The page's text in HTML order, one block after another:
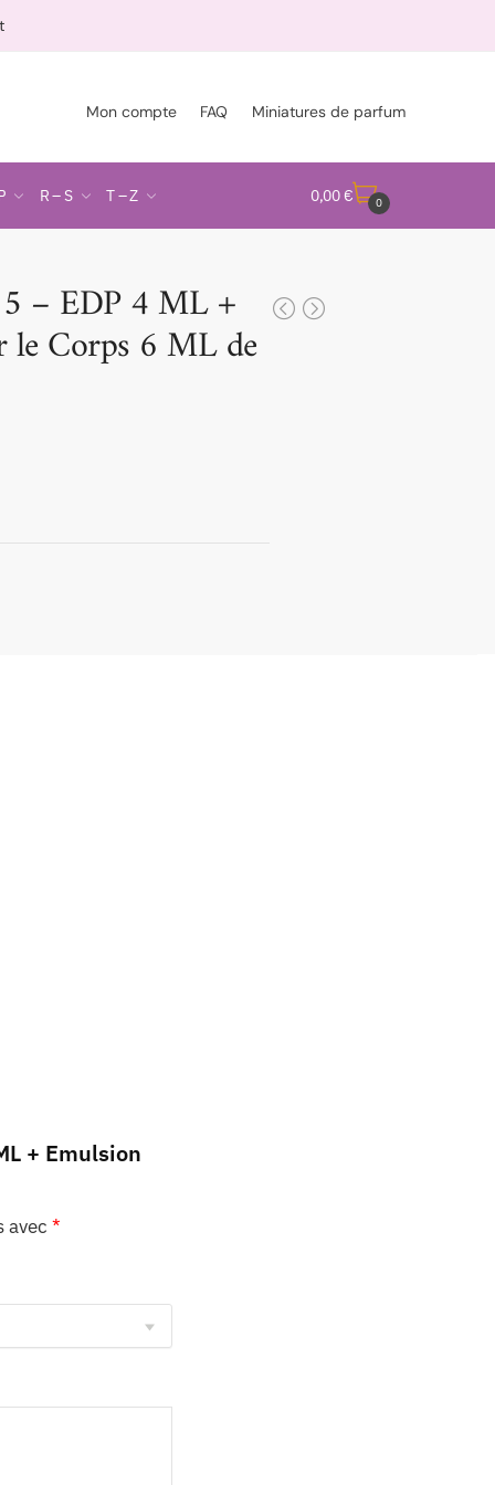
Mon compte FAQ Miniatures de parfum
R – S T – Z 0,00 € 0
– EDP 4 ML +
le Corps 6 ML de
+ Emulsion
avec*